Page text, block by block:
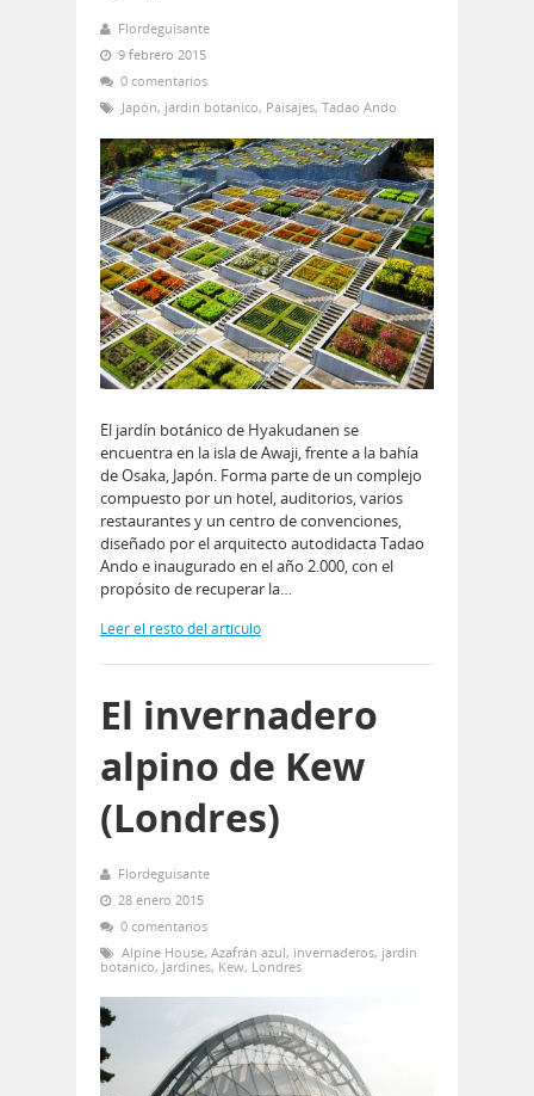
Flordeguisante
9 febrero 2015
0 comentarios
Japón, jardin botanico, Paisajes, Tadao Ando
El jardín botánico de Hyakudanen se
encuentra en la isla de Awaji, frente a la bahía
de Osaka, Japón. Forma parte de un complejo
compuesto por un hotel, auditorios, varios
restaurantes y un centro de convenciones,
diseñado por el arquitecto autodidacta Tadao
Ando e inaugurado en el año 2.000, con el
propósito de recuperar la…
Leer el resto del artículo
El invernadero
alpino de Kew
(Londres)
Flordeguisante
28 enero 2015
0 comentarios
Alpine House, Azafrán azul, invernaderos, jardin
botanico, Jardines, Kew, Londres